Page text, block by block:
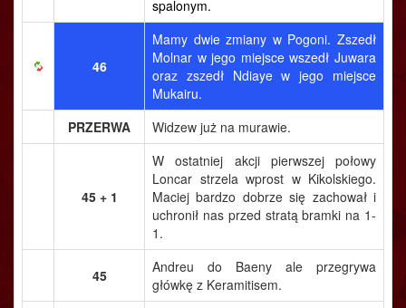
spalonym.
46
Mamy dwie zmiany w Pogoni. Zszedł
Molnar w jego miejsce wszedł Juwara
oraz zszedł Ndiaye w jego miejsce
Mukairu.
PRZERWA
Widzew już na murawie.
45 + 1
W ostatniej akcji pierwszej połowy
Loncar strzela wprost w Kikolskiego.
Maciej bardzo dobrze się zachował i
uchronił nas przed stratą bramki na 1-
1.
45
Andreu do Baeny ale przegrywa
główkę z Keramitisem.